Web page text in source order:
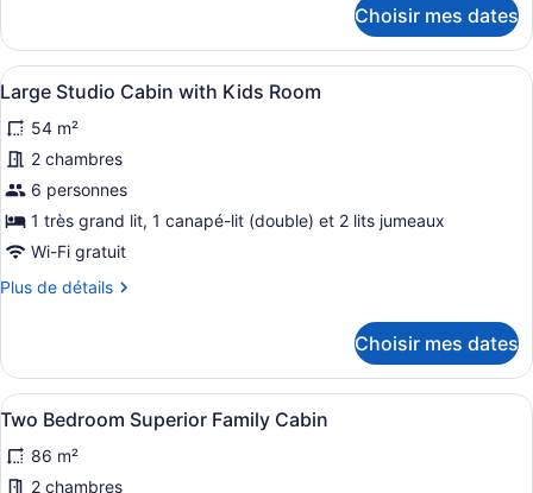
with
Bunk
Room
Studio
Cabin
with
Bunk
Room
Choisir mes dates
Afficher
toutes
les
photos
pour
ce
type
chambre :
Cabin
with
Kids
Room
Un salon chaleureux avec un
6
Large Studio Cabin with Kids Room
54 m²
2 chambres
6 personnes
1 très grand lit, 1 canapé-lit (double) et 2 lits jumeaux
Wi-Fi gratuit
Plus de détails
Plus
Large
Studio
Cabin
Kids
Room
Choisir mes dates
Afficher
toutes
les
Une chambre avec deux lits, un
7
Two Bedroom Superior Family Cabin
86 m²
2 chambres